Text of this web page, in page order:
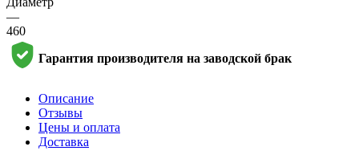
—
460
Гарантия производителя на заводской брак
Описание
Отзывы
Цены и оплата
Доставка